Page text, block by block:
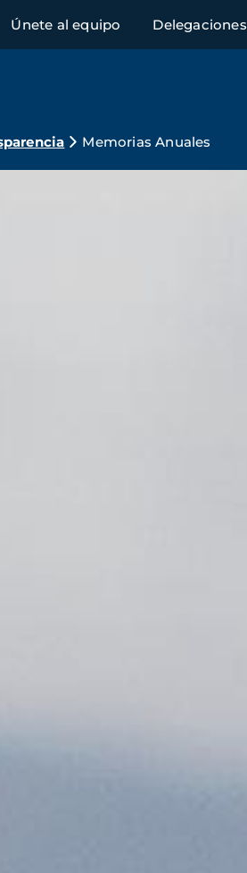
Únete al equipo Delegaciones
Memorias Anuales